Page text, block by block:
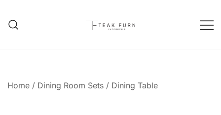
Home / Dining Room Sets / Dining Table